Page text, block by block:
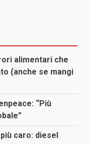
alimentari che
(anche se mangi
“Più
caro: diesel